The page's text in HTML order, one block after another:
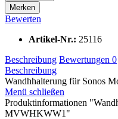
Merken
Bewerten
Artikel-Nr.: 25116
Beschreibung Bewertungen 0
Beschreibung
Wandhhalterung für Sonos
Menü schließen
Produktinformationen
MVWHKWW1"